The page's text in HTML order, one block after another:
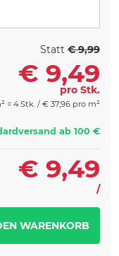
Statt€ 9,99
€ 9,49
pro Stk.
= 4 Stk. / €37,96 pro m²
ab 100 €
€ 9,49
/